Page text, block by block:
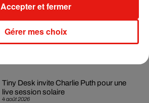
5 août 2026
4 août 2026
Tiny Desk invite Charlie Puth pour une
live session solaire
Gérer mes choix
Accepter et fermer